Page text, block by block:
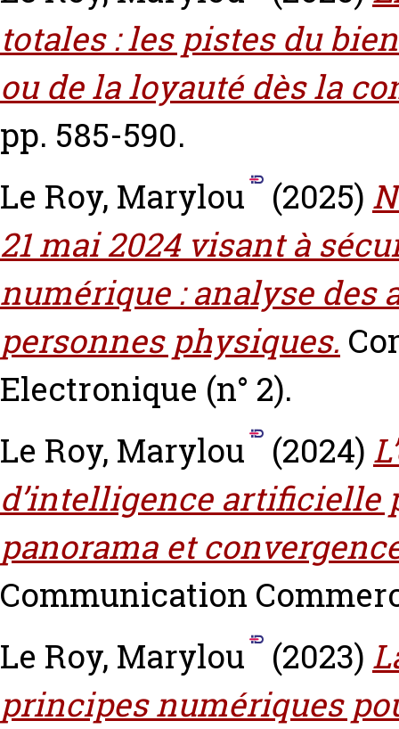
totales : les pistes du
ou de la loyauté dès la
pp. 585-590.
Le Roy, Marylou
(2025)
21 mai 2024 visant à
numérique : analyse des
personnes physiques.
Electronique (n° 2).
Le Roy, Marylou
(2024)
d’intelligence artificielle
panorama et
Communication
Le Roy, Marylou
(2023)
principes numériques